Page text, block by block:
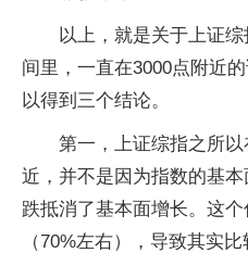
以上，就是关于上证
间里，一直在3000点附近
以得到三个结论。
第一，上证综指之所
近，并不是因为指数的基
跌抵消了基本面增长。这
（70%左右），导致其实